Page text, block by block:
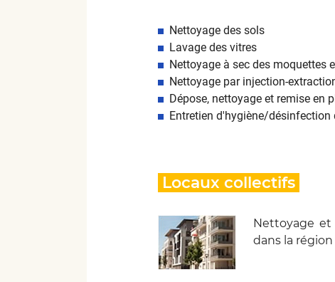
Nettoyage des sols
Lavage des vitres
Nettoyage à sec des moquettes
Nettoyage par injection-
Dépose, nettoyage et remise en
Entretien d'hygiène/
Locaux collectifs
Nettoyage et
dans la